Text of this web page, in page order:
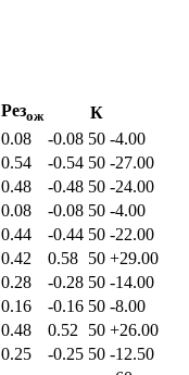
Резож
К
0.08 -0.08 50 -4.00
0.54 -0.54 50 -27.00
0.48 -0.48 50 -24.00
0.08 -0.08 50 -4.00
0.44 -0.44 50 -22.00
0.42 0.58 50 +29.00
0.28 -0.28 50 -14.00
0.16 -0.16 50 -8.00
0.48 0.52 50 +26.00
0.25 -0.25 50 -12.50